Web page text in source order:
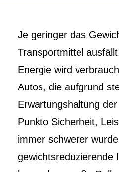
Je geringer das
Transportmittel
Energie wird
Autos, die aufgrund
Erwartungshaltung
Punkto Sicherheit,
immer schwerer
gewichtsreduzierende